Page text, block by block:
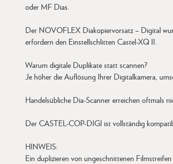
oder MF Dias.
Der NOVOFLEX Diakopiervorsatz – Digital
erfordern den Einstellschlitten Castel-XQ II.
Warum digitale Duplikate statt scannen?
Je höher die Auflösung Ihrer Digitalkamera,
Handelsübliche Dia-Scanner erreichen oftmals
Der CASTEL-COP-DIGI ist vollständig
HINWEIS:
Ein duplizieren von ungeschnittenen